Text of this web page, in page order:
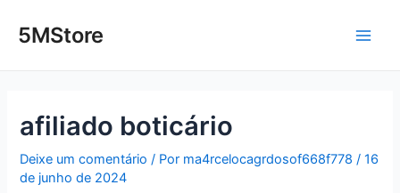
para5MStore
afiliado boticário
Deixe um comentário / Por ma4rcelocagrdosof668f778/16
de junho de 2024
navigation